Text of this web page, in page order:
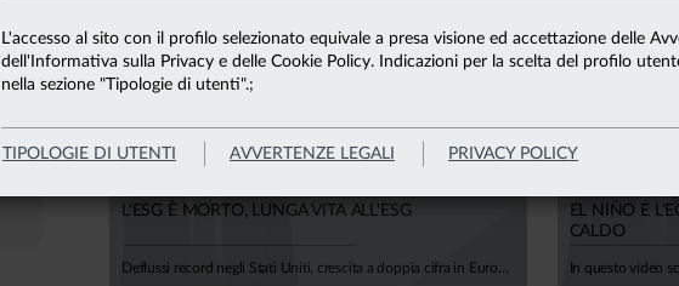
L'accesso al sito con il profilo selezionato equivale a presa visione ed accettazione delle
dell'Informativa sulla Privacy e delle Cookie Policy. Indicazioni per la scelta del profilo
nella sezione "Tipologie di utenti".;
TIPOLOGIE DI UTENTI AVVERTENZE LEGALI PRIVACY POLICY
L'ESG È MORTO, LUNGA VITA ALL'ESG
EL NIÑO E
CALDO